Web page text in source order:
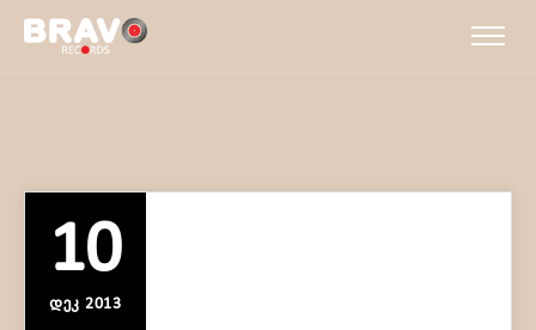
10
ᲓᲔᲙ 2013